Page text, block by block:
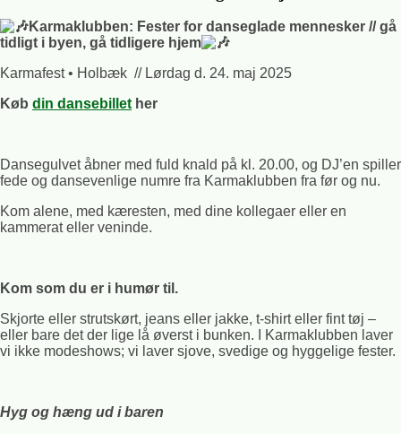
Karmaklubben: Fester for danseglade mennesker // gå
tidligt i byen, gå tidligere hjem
Karmafest • Holbæk // Lørdag d. 24. maj 2025
Køb din dansebillether
Dansegulvet åbner med fuld knald på kl. 20.00, og DJ’en spiller
fede og dansevenlige numre fra Karmaklubben fra før og nu.
Kom alene, med kæresten, med dine kollegaer eller en
kammerat eller veninde.
Kom som du er i humør til.
Skjorte eller strutskørt, jeans eller jakke, t-shirt eller fint tøj –
eller bare det der lige lå øverst i bunken. I Karmaklubben laver
vi ikke modeshows; vi laver sjove, svedige og hyggelige fester.
Hyg og hæng ud i baren